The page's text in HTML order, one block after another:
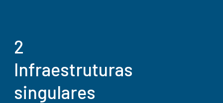
2
Infraestruturas
singulares